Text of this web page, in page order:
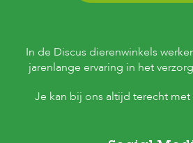
In de Discus dierenwinkels
jarenlange ervaring in het
Je kan bij ons altijd terecht met